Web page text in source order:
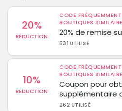
20%
RÉDUCTION
CODE
BOUTIQUES
20% de remise
531 UTILISÉ
10%
RÉDUCTION
CODE
BOUTIQUES
Coupon pour
supplémentaire
262 UTILISÉ